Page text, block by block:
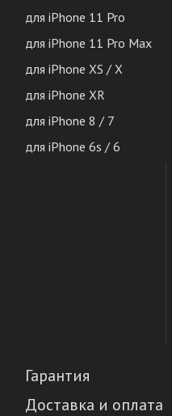
для iPhone 11 Pro
для iPhone 11 Pro Max
для iPhone XS / X
для iPhone XR
для iPhone 8 / 7
для iPhone 6s / 6
Гарантия
Доставка и оплата